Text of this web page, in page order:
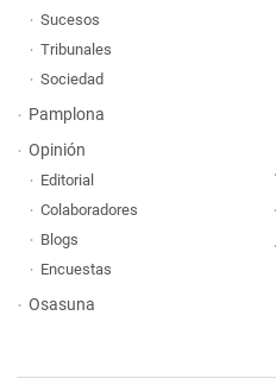
Sucesos
Tribunales
Sociedad
Pamplona
Opinión
Editorial
Colaboradores
Blogs
Encuestas
Osasuna